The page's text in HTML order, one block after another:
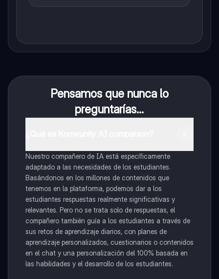
Pensamos que nunca lo
preguntarías...
Nuestro compañero de IA está específicamente
adaptado a las necesidades de los estudiantes.
Basándonos en los millones de contenidos que
tenemos en la plataforma, podemos dar a los
estudiantes respuestas realmente significativas y
relevantes. Pero no se trata solo de respuestas, el
compañero también guía a los estudiantes a través de
sus retos de aprendizaje diarios, con planes de
aprendizaje personalizados, cuestionarios o contenidos
en el chat y una personalización del 100% basada en
las habilidades y el desarrollo de los estudiantes.